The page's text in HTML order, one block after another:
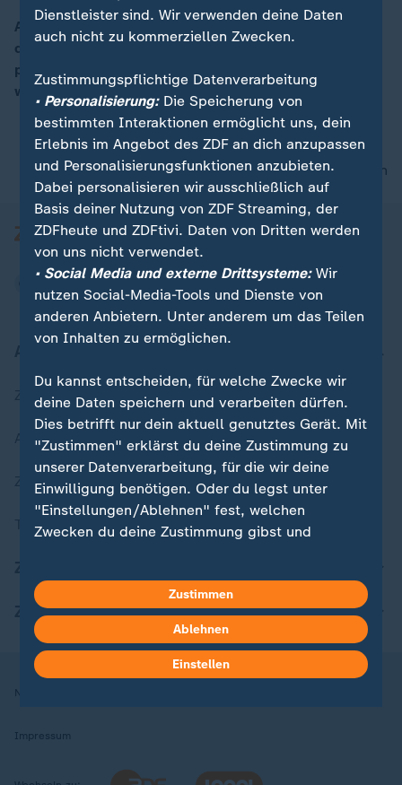
Am Anfang seiner Amtszeit hatte Papst Leo XIV. sich
dem Zuhören gewidmet. Auf seiner Afrika-Reise
prangert er Machtgehabe und Kriegstreiberei an,
wurde dafür von US-Präsident Trump attackiert.
nach oben
Zuletzt veröffentlicht
Aktuelle Sendungs-Videos
ZDFheute Stories
Themen im Überblick
ZDFheute Apps
Nutzungsbedingungen
Impressum
Dienstleister sind. Wir verwenden deine Daten
auch nicht zu kommerziellen Zwecken.
Zustimmungspflichtige Datenverarbeitung
• Personalisierung:Die Speicherung von
bestimmten Interaktionen ermöglicht uns, dein
Erlebnis im Angebot des ZDF an dich anzupassen
und Personalisierungsfunktionen anzubieten.
Dabei personalisieren wir ausschließlich auf
Basis deiner Nutzung von ZDF Streaming, der
ZDFheute und ZDFtivi. Daten von Dritten werden
von uns nicht verwendet.
• Social Media und externe Drittsysteme:Wir
nutzen Social-Media-Tools und Dienste von
anderen Anbietern. Unter anderem um das Teilen
von Inhalten zu ermöglichen.
Du kannst entscheiden, für welche Zwecke wir
deine Daten speichern und verarbeiten dürfen.
Dies betrifft nur dein aktuell genutztes Gerät. Mit
"Zustimmen" erklärst du deine Zustimmung zu
unserer Datenverarbeitung, für die wir deine
Einwilligung benötigen. Oder du legst unter
"Einstellungen/Ablehnen" fest, welchen
Zwecken du deine Zustimmung gibst und
in deinen Einstellungen widerrufen oder ändern.
Hier findest du das Impressum.
Weitere Informationen findest du in unserer
Datenschutzerklärung.
Zustimmen
Ablehnen
Einstellen